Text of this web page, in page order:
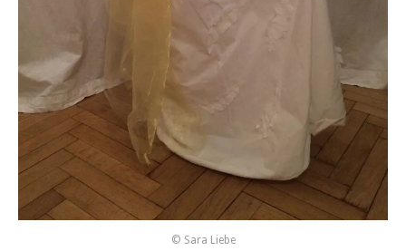
© Sara Liebe